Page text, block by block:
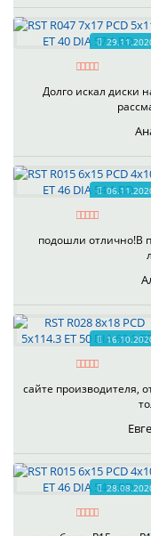
Долго искал диски
подошли отлично!В
сайте производителя,